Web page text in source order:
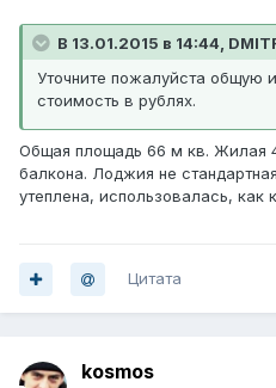
В 13.01.2015 в 14:44,
Уточните пожалуйста общую
стоимость в рублях.
Общая площадь 66 м кв. Жилая
балкона. Лоджия не
утеплена, использовалась, как
Цитата
kosmos